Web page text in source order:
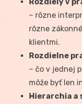
– rôzne
rôzne
klientmi.
Rozdielne
– čo v jednej
môže byť len
Hierarchia a